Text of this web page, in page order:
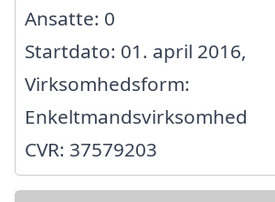
Ansatte: 0
Startdato: 01. april 2016,
Virksomhedsform:
Enkeltmandsvirksomhed
CVR: 37579203